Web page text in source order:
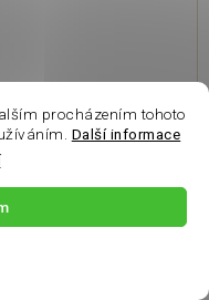
procházením tohoto
Další informace
pracovní den